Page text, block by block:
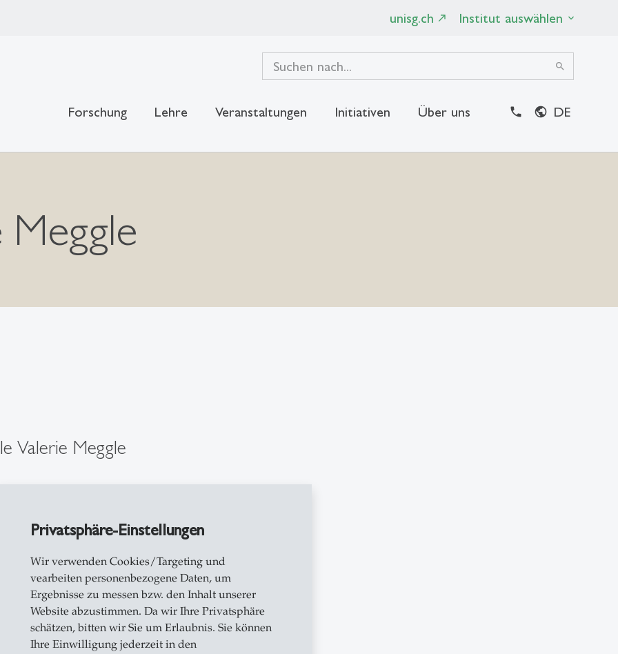
Privatsphäre-Einstellungen
Wir verwenden Cookies/Targeting und
vearbeiten personenbezogene Daten, um
Ergebnisse zu messen bzw. den Inhalt unserer
Website abzustimmen. Da wir Ihre Privatsphäre
schätzen, bitten wir Sie um Erlaubnis. Sie können
Ihre Einwilligung jederzeit in den
unisg.ch Institut auswählen
search
Forschung Lehre Veranstaltungen Initiativen Über uns DE
Meggle
Valerie Meggle
Assistentin
9
224 78 88